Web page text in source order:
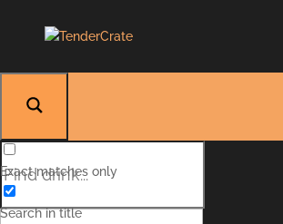
Exact matches only
Search in title